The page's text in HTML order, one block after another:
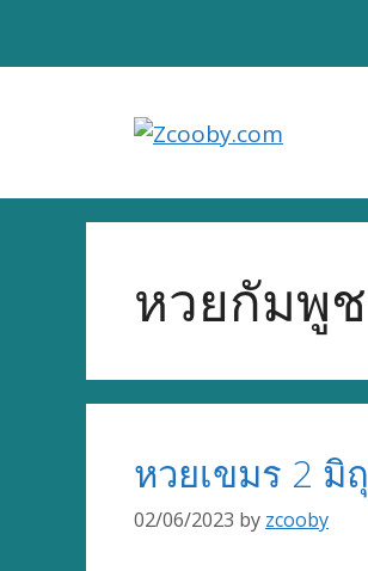
หวยกัมพู
หวยเขมร 2 มิ
02/06/2023 by zcooby